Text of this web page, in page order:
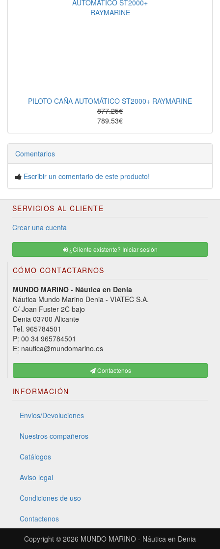
PILOTO CAÑA AUTOMÁTICO ST2000+ RAYMARINE
877.25€
789.53€
Comentarios
Escribir un comentario de este producto!
SERVICIOS AL CLIENTE
Crear una cuenta
¿Cliente existente? Iniciar sesión
CÓMO CONTACTARNOS
MUNDO MARINO - Náutica en Denia
Náutica Mundo Marino Denia - VIATEC S.A.
C/ Joan Fuster 2C bajo
Denia 03700 Alicante
Tel. 965784501
P: 00 34 965784501
E: nautica@mundomarino.es
Contactenos
INFORMACIÓN
Envios/Devoluciones
Nuestros compañeros
Catálogos
Aviso legal
Condiciones de uso
Contactenos
Copyright © 2026 MUNDO MARINO - Náutica en Denia